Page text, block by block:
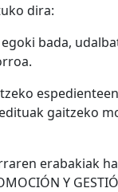
dira:
bada,
gaitzeko
erabakiak
Y